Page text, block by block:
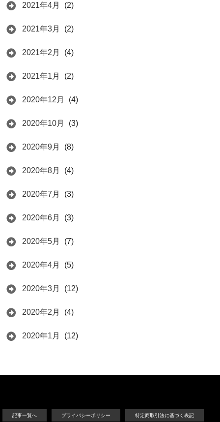
2021年4月 (2)
2021年3月 (2)
2021年2月 (4)
2021年1月 (2)
2020年12月 (4)
2020年10月 (3)
2020年9月 (8)
2020年8月 (4)
2020年7月 (3)
2020年6月 (3)
2020年5月 (7)
2020年4月 (5)
2020年3月 (12)
2020年2月 (4)
2020年1月 (12)
記事一覧へ プライバシーポリシー 特定商取引法に基づく表記